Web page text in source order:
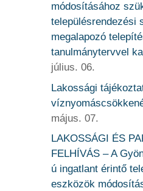
módosításához
településrendezési
megalapozó
tanulmánytervvel
július. 06.
Lakossági
május. 07.
LAKOSSÁGI ÉS
FELHÍVÁS – A
ú ingatlant érintő
eszközök